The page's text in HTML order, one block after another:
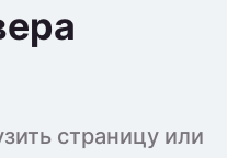
страницу или